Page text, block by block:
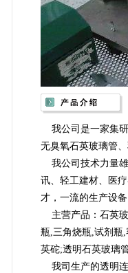
我公司是一家集研
无臭氧石英玻璃管
我公司技术力量雄
讯、轻工建材、医
才，一流的生产设
主营产品：石英玻
瓶,三角烧瓶,试剂瓶
英砣;透明石英玻璃
我司生产的透明连